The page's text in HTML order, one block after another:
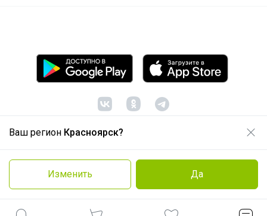
Ваш регион Красноярск?
Изменить Да
© ООО "Лявита", ОГРН 1122468054070, 2012 -2026
Политика конфиденциальности
Cоглашение пользователя